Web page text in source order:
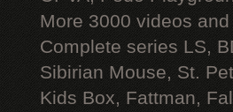
More 3000 videos
Complete series LS,
Sibirian Mouse, St.
Kids Box, Fattman,